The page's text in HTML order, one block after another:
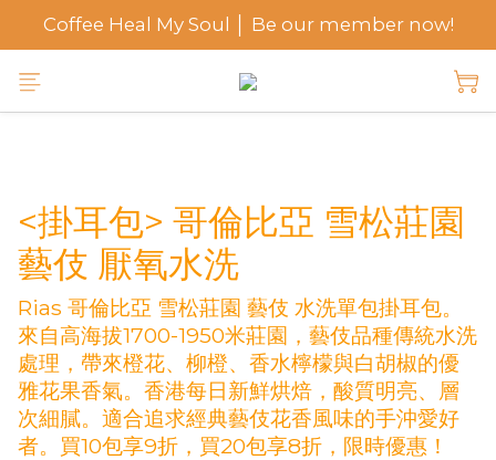
Coffee Heal My Soul │ Be our member now!
<掛耳包> 哥倫比亞 雪松莊園
藝伎 厭氧水洗
Rias 哥倫比亞 雪松莊園 藝伎 水洗單包掛耳包。
來自高海拔1700-1950米莊園，藝伎品種傳統水洗
處理，帶來橙花、柳橙、香水檸檬與白胡椒的優
雅花果香氣。香港每日新鮮烘焙，酸質明亮、層
次細膩。適合追求經典藝伎花香風味的手沖愛好
者。買10包享9折，買20包享8折，限時優惠！